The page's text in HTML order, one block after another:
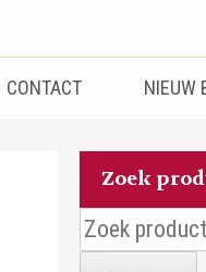
CONTACT NIEUW
Zoek
Zoeken
naar: